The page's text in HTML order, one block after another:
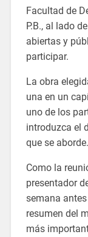
Facultad de
P.B., al lado
abiertas y
participar.
La obra
una en un
uno de los
introduzca el
que se aborde.
Como la
presentador
semana
resumen del
más